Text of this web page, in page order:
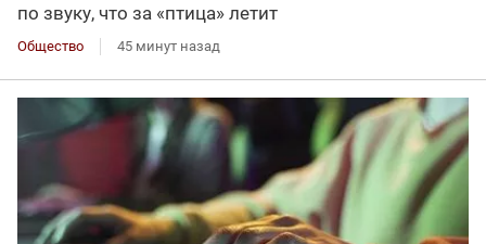
по звуку, что за «птица» летит
Общество 45 минут назад